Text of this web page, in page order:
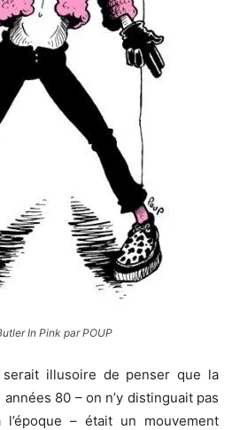
In Pink par POUP
illusoire de penser que la
80 – on n’y distinguait pas
– était un mouvement